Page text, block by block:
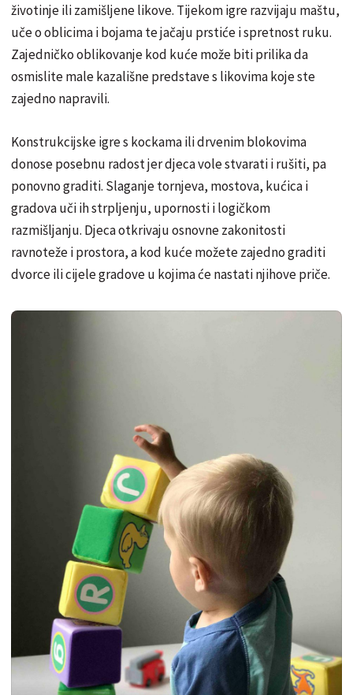
životinje ili zamišljene likove. Tijekom igre razvijaju maštu,
uče o oblicima i bojama te jačaju prstiće i spretnost ruku.
Zajedničko oblikovanje kod kuće može biti prilika da
osmislite male kazališne predstave s likovima koje ste
zajedno napravili.
Konstrukcijske igre s kockama ili drvenim blokovima
donose posebnu radost jer djeca vole stvarati i rušiti, pa
ponovno graditi. Slaganje tornjeva, mostova, kućica i
gradova uči ih strpljenju, upornosti i logičkom
razmišljanju. Djeca otkrivaju osnovne zakonitosti
ravnoteže i prostora, a kod kuće možete zajedno graditi
dvorce ili cijele gradove u kojima će nastati njihove priče.